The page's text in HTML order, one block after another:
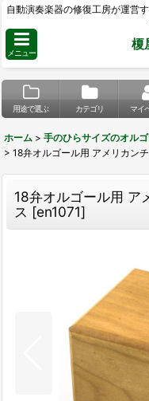
自動演奏楽器の修復工房が運営
メニュー
榎
用途で選ぶ カテゴリ マイ
ホーム > 手のひらサイズのオル
> 18弁オルゴール用 アメリカン
18弁オルゴール用 ア
ス [en1071]